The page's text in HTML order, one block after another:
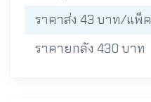
ราคาส่ง 43 บาท/แพ็ค
ราคายกลัง 430 บาท